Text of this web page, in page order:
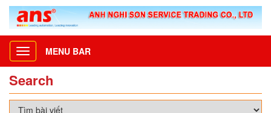
Toggle
navigation
MENU BAR
Search